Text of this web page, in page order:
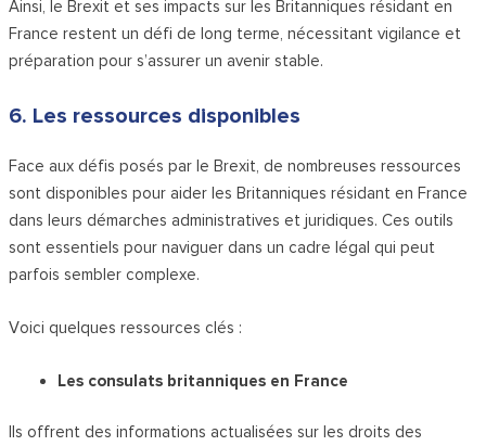
Ainsi, le Brexit et ses impacts sur les Britanniques résidant en
France restent un défi de long terme, nécessitant vigilance et
préparation pour s’assurer un avenir stable.
6. Les ressources disponibles
Face aux défis posés par le Brexit, de nombreuses ressources
sont disponibles pour aider les Britanniques résidant en France
dans leurs démarches administratives et juridiques. Ces outils
sont essentiels pour naviguer dans un cadre légal qui peut
parfois sembler complexe.
Voici quelques ressources clés :
Les consulats britanniques en France
Ils offrent des informations actualisées sur les droits des